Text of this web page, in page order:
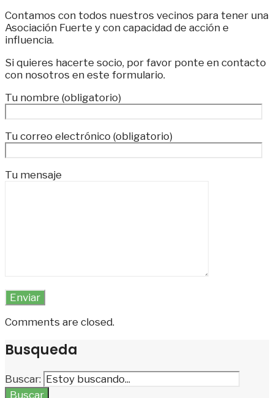
Contamos con todos nuestros vecinos para tener una
Asociación Fuerte y con capacidad de acción e
influencia.
Si quieres hacerte socio, por favor ponte en contacto
con nosotros en este formulario.
Tu nombre (obligatorio)
Tu correo electrónico (obligatorio)
Tu mensaje
Comments are closed.
Busqueda
Buscar:
Buscar